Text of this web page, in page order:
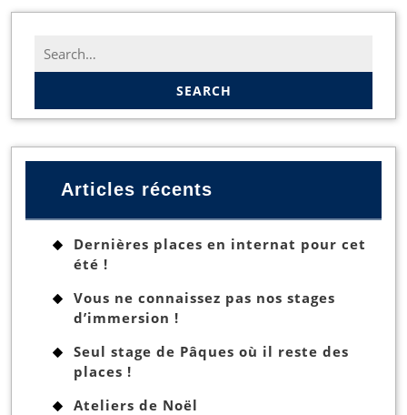
Search
for:
Articles récents
Dernières places en internat pour cet
été !
Vous ne connaissez pas nos stages
d’immersion !
Seul stage de Pâques où il reste des
places !
Ateliers de Noël